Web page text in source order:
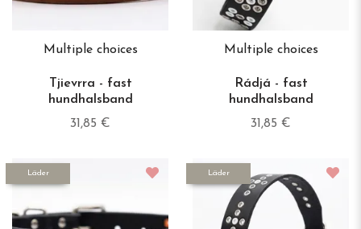
Multiple choices
Tjievrra - fast
hundhalsband
31,85 €
Multiple choices
Rádjá - fast
hundhalsband
31,85 €
Läder Läder